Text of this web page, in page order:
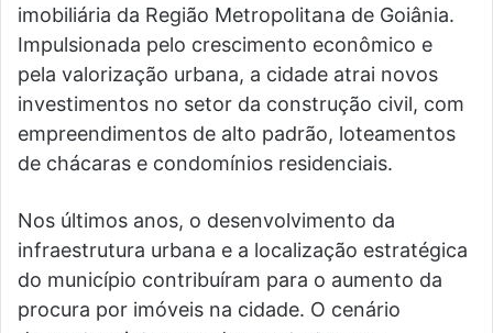
imobiliária da Região Metropolitana de Goiânia.
Impulsionada pelo crescimento econômico e
pela valorização urbana, a cidade atrai novos
investimentos no setor da construção civil, com
empreendimentos de alto padrão, loteamentos
de chácaras e condomínios residenciais.
Nos últimos anos, o desenvolvimento da
infraestrutura urbana e a localização estratégica
do município contribuíram para o aumento da
procura por imóveis na cidade. O cenário